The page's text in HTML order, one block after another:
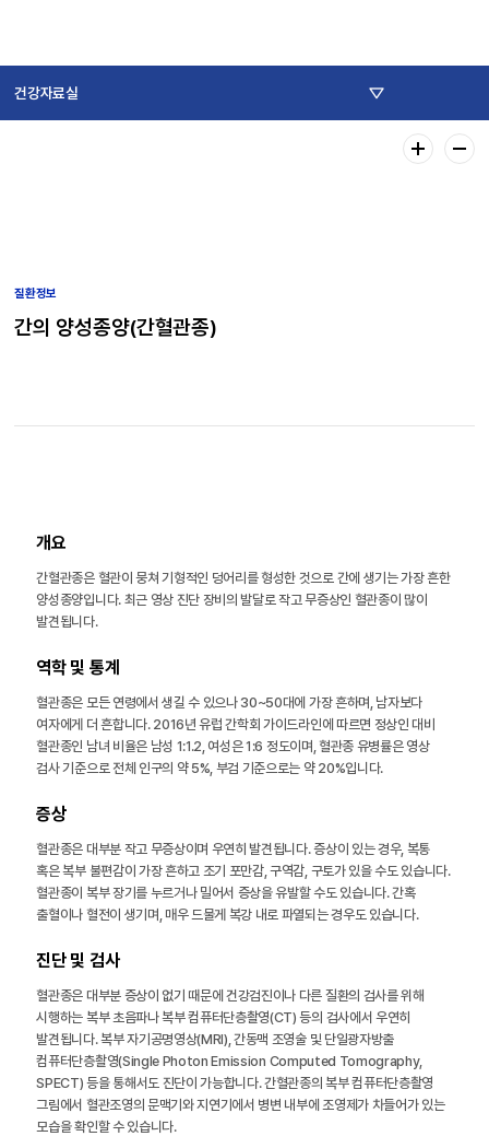
건강자료실
질환정보
간의 양성종양(간혈관종)
개요
간혈관종은 혈관이 뭉쳐 기형적인 덩어리를 형성한 것으로 간에 생기는 가장 흔한
양성종양입니다. 최근 영상 진단 장비의 발달로 작고 무증상인 혈관종이 많이
발견됩니다.
역학 및 통계
혈관종은 모든 연령에서 생길 수 있으나 30~50대에 가장 흔하며, 남자보다
여자에게 더 흔합니다. 2016년 유럽 간학회 가이드라인에 따르면 정상인 대비
혈관종인 남녀 비율은 남성 1:1.2, 여성은 1:6 정도이며, 혈관종 유병률은 영상
검사 기준으로 전체 인구의 약 5%, 부검 기준으로는 약 20%입니다.
증상
혈관종은 대부분 작고 무증상이며 우연히 발견됩니다. 증상이 있는 경우, 복통
혹은 복부 불편감이 가장 흔하고 조기 포만감, 구역감, 구토가 있을 수도 있습니다.
혈관종이 복부 장기를 누르거나 밀어서 증상을 유발할 수도 있습니다. 간혹
출혈이나 혈전이 생기며, 매우 드물게 복강 내로 파열되는 경우도 있습니다.
진단 및 검사
혈관종은 대부분 증상이 없기 때문에 건강검진이나 다른 질환의 검사를 위해
시행하는 복부 초음파나 복부 컴퓨터단층촬영(CT) 등의 검사에서 우연히
발견됩니다. 복부 자기공명영상(MRI), 간동맥 조영술 및 단일광자방출
컴퓨터단층촬영(Single Photon Emission Computed Tomography,
SPECT) 등을 통해서도 진단이 가능합니다. 간혈관종의 복부 컴퓨터단층촬영
그림에서 혈관조영의 문맥기와 지연기에서 병변 내부에 조영제가 차들어가 있는
모습을 확인할 수 있습니다.